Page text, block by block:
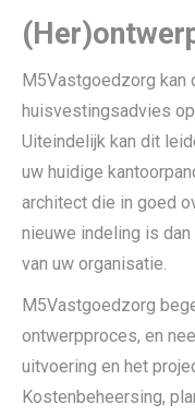
M5Vastgoedzorg kan
huisvestingsadvies
Uiteindelijk kan dit
uw huidige
architect die in goed
nieuwe indeling is
van uw organisatie.
M5Vastgoedzorg
ontwerpproces, en
uitvoering en het
Kostenbeheersing,